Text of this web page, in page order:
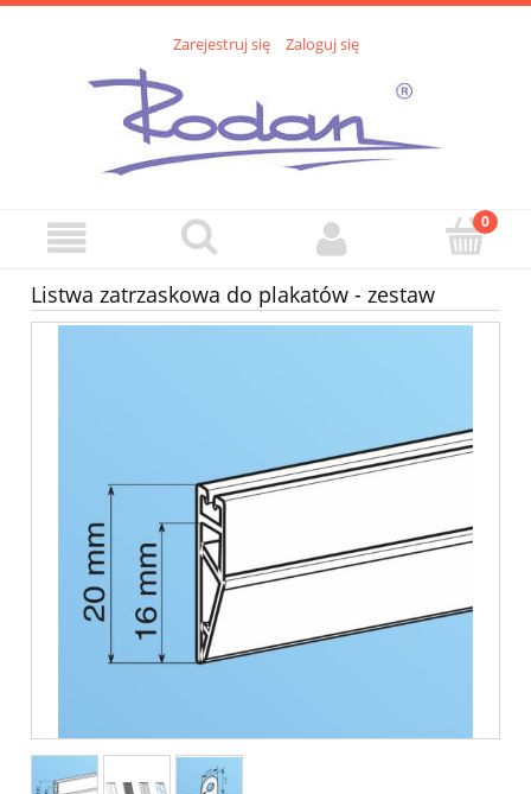
Zarejestruj się Zaloguj się
Listwa zatrzaskowa do plakatów - zestaw